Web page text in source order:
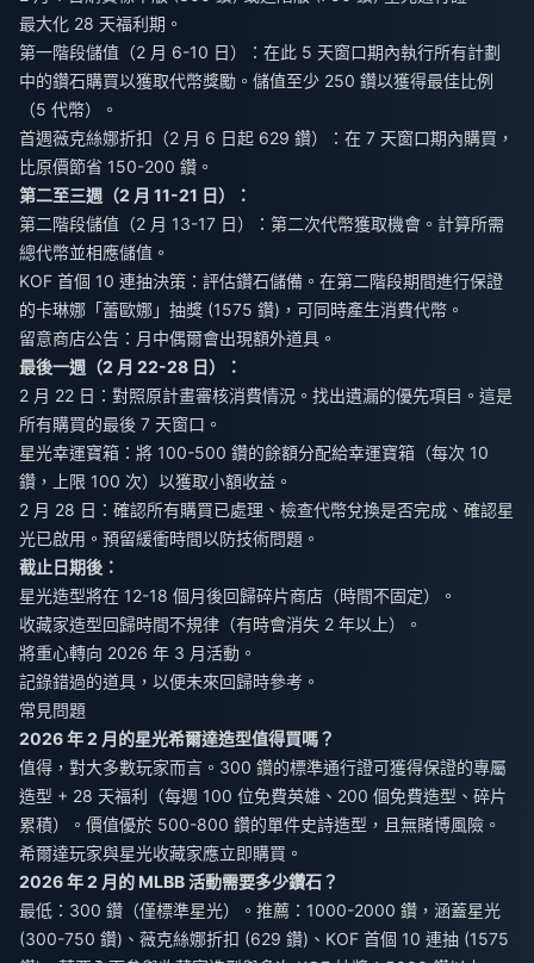
最大化 28 天福利期。
第一階段儲值（2 月 6-10 日）：在此 5 天窗口期內執行所有計劃
中的鑽石購買以獲取代幣獎勵。儲值至少 250 鑽以獲得最佳比例
（5 代幣）。
首週薇克絲娜折扣（2 月 6 日起 629 鑽）：在 7 天窗口期內購買，
比原價節省 150-200 鑽。
第二至三週（2 月 11-21 日）：
第二階段儲值（2 月 13-17 日）：第二次代幣獲取機會。計算所需
總代幣並相應儲值。
KOF 首個 10 連抽決策：評估鑽石儲備。在第二階段期間進行保證
的卡琳娜「蕾歐娜」抽獎 (1575 鑽)，可同時產生消費代幣。
留意商店公告：月中偶爾會出現額外道具。
最後一週（2 月 22-28 日）：
2 月 22 日：對照原計畫審核消費情況。找出遺漏的優先項目。這是
所有購買的最後 7 天窗口。
星光幸運寶箱：將 100-500 鑽的餘額分配給幸運寶箱（每次 10
鑽，上限 100 次）以獲取小額收益。
2 月 28 日：確認所有購買已處理、檢查代幣兌換是否完成、確認星
光已啟用。預留緩衝時間以防技術問題。
截止日期後：
星光造型將在 12-18 個月後回歸碎片商店（時間不固定）。
收藏家造型回歸時間不規律（有時會消失 2 年以上）。
將重心轉向 2026 年 3 月活動。
記錄錯過的道具，以便未來回歸時參考。
常見問題
2026 年 2 月的星光希爾達造型值得買嗎？
值得，對大多數玩家而言。300 鑽的標準通行證可獲得保證的專屬
造型 + 28 天福利（每週 100 位免費英雄、200 個免費造型、碎片
累積）。價值優於 500-800 鑽的單件史詩造型，且無賭博風險。
希爾達玩家與星光收藏家應立即購買。
2026 年 2 月的 MLBB 活動需要多少鑽石？
最低：300 鑽（僅標準星光）。推薦：1000-2000 鑽，涵蓋星光
(300-750 鑽)、薇克絲娜折扣 (629 鑽)、KOF 首個 10 連抽 (1575